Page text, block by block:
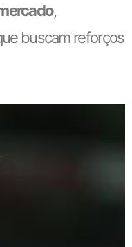
,
buscam reforços